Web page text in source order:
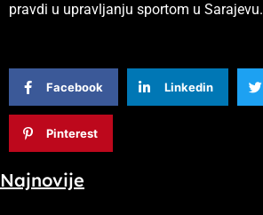
pravdi u upravljanju sportom u Sarajevu.
Facebook Linkedin
Pinterest
Najnovije